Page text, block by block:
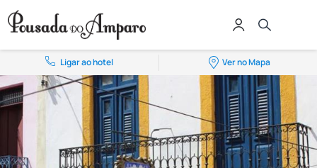
Ligar ao hotel Ver no Mapa